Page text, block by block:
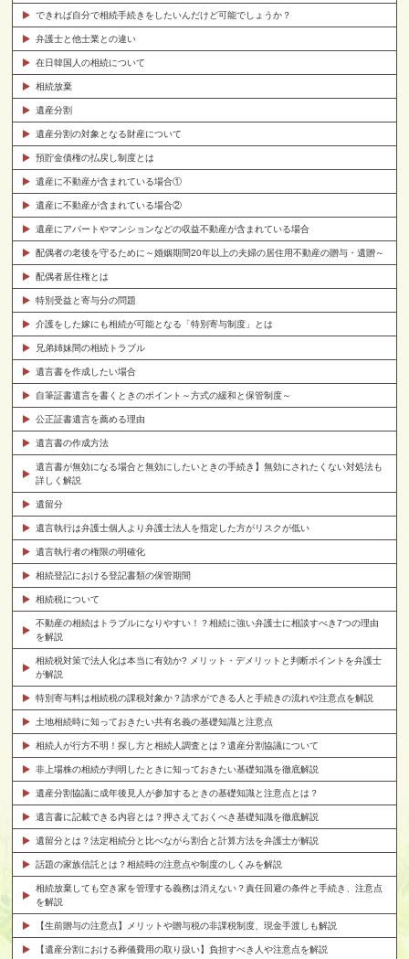
できれば自分で相続手続きをしたいんだけど可能でしょうか？
弁護士と他士業との違い
在日韓国人の相続について
相続放棄
遺産分割
遺産分割の対象となる財産について
預貯金債権の払戻し制度とは
遺産に不動産が含まれている場合①
遺産に不動産が含まれている場合②
遺産にアパートやマンションなどの収益不動産が含まれている場合
配偶者の老後を守るために～婚姻期間20年以上の夫婦の居住用不動産の贈与・遺贈～
配偶者居住権とは
特別受益と寄与分の問題
介護をした嫁にも相続が可能となる「特別寄与制度」とは
兄弟姉妹間の相続トラブル
遺言書を作成したい場合
自筆証書遺言を書くときのポイント～方式の緩和と保管制度～
公正証書遺言を薦める理由
遺言書の作成方法
遺言書が無効になる場合と無効にしたいときの手続き】無効にされたくない対処法も
詳しく解説
遺留分
遺言執行は弁護士個人より弁護士法人を指定した方がリスクが低い
遺言執行者の権限の明確化
相続登記における登記書類の保管期間
相続税について
不動産の相続はトラブルになりやすい！？相続に強い弁護士に相談すべき7つの理由
を解説
相続税対策で法人化は本当に有効か? メリット・デメリットと判断ポイントを弁護士
が解説
特別寄与料は相続税の課税対象か？請求ができる人と手続きの流れや注意点を解説
土地相続時に知っておきたい共有名義の基礎知識と注意点
相続人が行方不明！探し方と相続人調査とは？遺産分割協議について
非上場株の相続が判明したときに知っておきたい基礎知識を徹底解説
遺産分割協議に成年後見人が参加するときの基礎知識と注意点とは？
遺言書に記載できる内容とは？押さえておくべき基礎知識を徹底解説
遺留分とは？法定相続分と比べながら割合と計算方法を弁護士が解説
話題の家族信託とは？相続時の注意点や制度のしくみを解説
相続放棄しても空き家を管理する義務は消えない？責任回避の条件と手続き、注意点
を解説
【生前贈与の注意点】メリットや贈与税の非課税制度、現金手渡しも解説
【遺産分割における葬儀費用の取り扱い】負担すべき人や注意点を解説